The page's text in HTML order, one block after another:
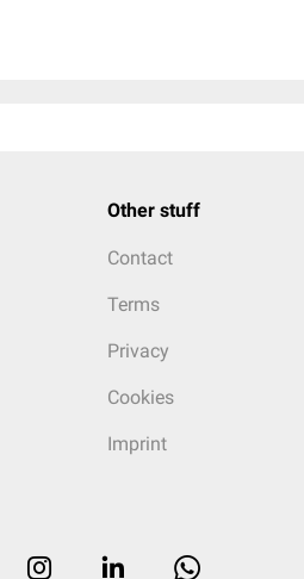
Other stuff
Contact
Terms
Privacy
Cookies
Imprint